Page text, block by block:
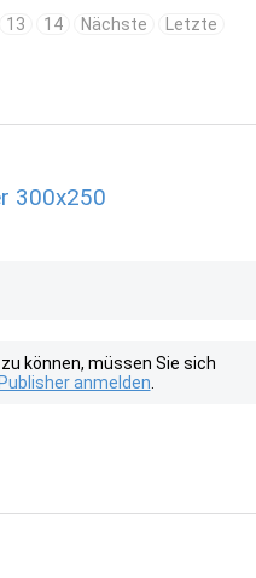
13 14 Nächste Letzte
300x250
können, müssen Sie sich
anmelden